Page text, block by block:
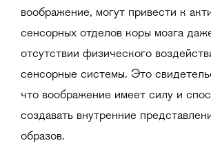
воображение, могут привести к
сенсорных отделов коры мозга
отсутствии физического
сенсорные системы. Это
что воображение имеет силу и
создавать внутренние
образов.